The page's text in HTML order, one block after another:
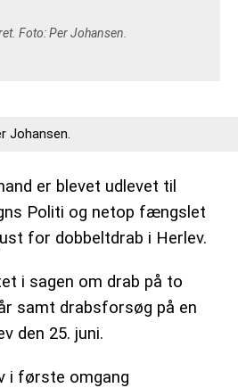
Foto: Per Johansen.
Johansen.
er blevet udlevet til
Politi og netop fængslet
for dobbeltdrab i Herlev.
i sagen om drab på to
samt drabsforsøg på en
den 25. juni.
i første omgang